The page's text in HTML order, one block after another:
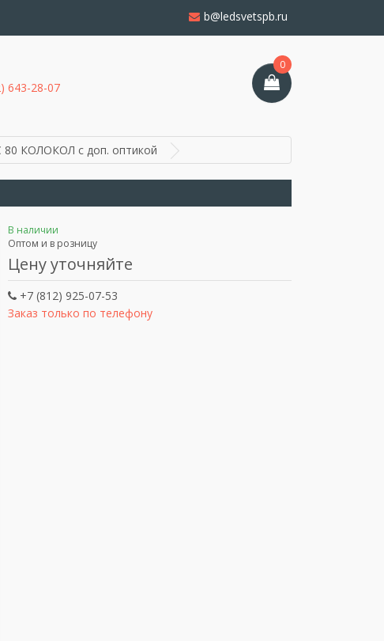
b@ledsvetspb.ru
643-28-07
0
80 КОЛОКОЛ с доп. оптикой
В наличии
Оптом и в розницу
Цену уточняйте
+7 (812) 925-07-53
Заказ только по телефону